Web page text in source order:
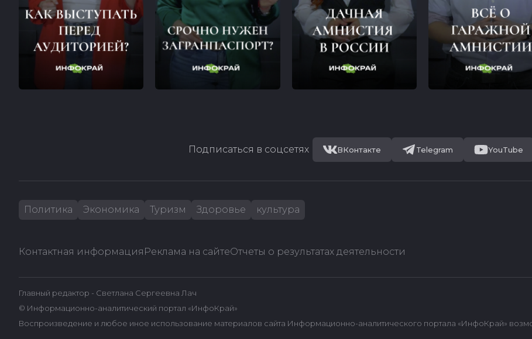
Подписаться в соцсетях ВКонтакте Telegram YouTube
Политика Экономика Туризм Здоровье культура
Контактная информация Реклама на сайтеОтчеты о результатах деятельности
Главный редактор - Светлана Сергеевна Лач
© Информационно-аналитический портал «ИнфоКрай»
Воспроизведение и любое иное использование материалов сайта Информационно-аналитического портала «ИнфоКрай»